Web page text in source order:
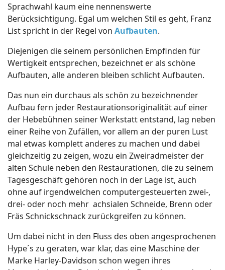
Sprachwahl kaum eine nennenswerte
Berücksichtigung. Egal um welchen Stil es geht, Franz
List spricht in der Regel von Aufbauten.
Diejenigen die seinem persönlichen Empfinden für
Wertigkeit entsprechen, bezeichnet er als schöne
Aufbauten, alle anderen bleiben schlicht Aufbauten.
Das nun ein durchaus als schön zu bezeichnender
Aufbau fern jeder Restaurationsoriginalität auf einer
der Hebebühnen seiner Werkstatt entstand, lag neben
einer Reihe von Zufällen, vor allem an der puren Lust
mal etwas komplett anderes zu machen und dabei
gleichzeitig zu zeigen, wozu ein Zweiradmeister der
alten Schule neben den Restaurationen, die zu seinem
Tagesgeschäft gehören noch in der Lage ist, auch
ohne auf irgendwelchen computergesteuerten zwei-,
drei- oder noch mehr achsialen Schneide, Brenn oder
Fräs Schnickschnack zurückgreifen zu können.
Um dabei nicht in den Fluss des oben angesprochenen
Hype´s zu geraten, war klar, das eine Maschine der
Marke Harley-Davidson schon wegen ihres